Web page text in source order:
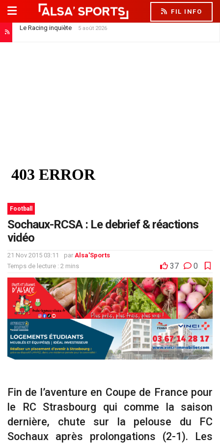
FIL INFO
Le Racing inquiète 5 août 2026
Football
Sochaux-RCSA : Le debrief & réactions
vidéo
21 Nov 2015 03:11 par Alsa'Sports
Temps de lecture : 2 mins
37 0
Fin de l’aventure en Coupe de France pour
le RC Strasbourg qui comme la saison
dernière, chute sur la pelouse du FC
Sochaux après prolongations (2-1). Les